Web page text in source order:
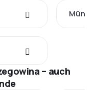
– auch